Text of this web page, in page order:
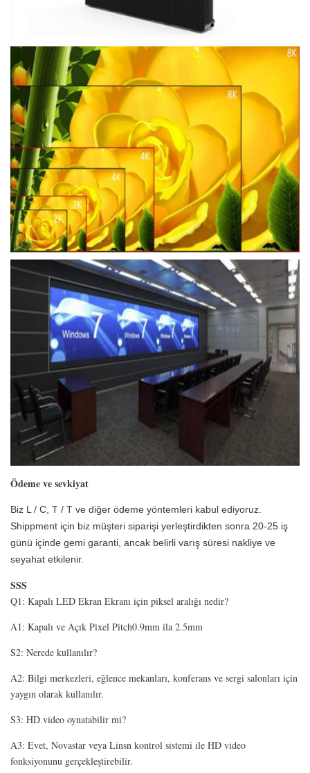
Ödeme ve sevkiyat
Biz L / C, T / T ve diğer ödeme yöntemleri kabul ediyoruz.
Shippment için biz müşteri siparişi yerleştirdikten sonra 20-25 iş
günü içinde gemi garanti, ancak belirli varış süresi nakliye ve
seyahat etkilenir.
SSS
Q1: Kapalı LED Ekran Ekranı için piksel aralığı nedir?
A1: Kapalı ve Açık Pixel Pitch0.9mm ila 2.5mm
S2: Nerede kullanılır?
A2: Bilgi merkezleri, eğlence mekanları, konferans ve sergi salonları için
yaygın olarak kullanılır.
S3: HD video oynatabilir mi?
A3: Evet, Novastar veya Linsn kontrol sistemi ile HD video
fonksiyonunu gerçekleştirebilir.